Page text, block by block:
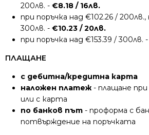
200лв. - €8.18 / 16лв.
при поръчка над €102.26 / 200лв.,
300лв. - €10.23 / 20лв.
при поръчка над €153.39 / 300лв. -
ПЛАЩАНЕ
с дебитна/кредитна карта
наложен платеж - плащане
или с карта
по банков път - проформа с
потвърждение на поръчката